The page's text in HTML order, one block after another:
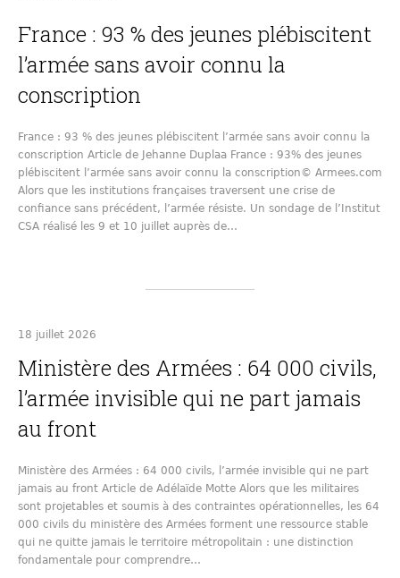
France : 93 % des jeunes plébiscitent
l’armée sans avoir connu la
conscription
France : 93 % des jeunes plébiscitent l’armée sans avoir connu la
conscription Article de Jehanne Duplaa France : 93% des jeunes
plébiscitent l’armée sans avoir connu la conscription© Armees.com
Alors que les institutions françaises traversent une crise de
confiance sans précédent, l’armée résiste. Un sondage de l’Institut
CSA réalisé les 9 et 10 juillet auprès de…
18 juillet 2026
Ministère des Armées : 64 000 civils,
l’armée invisible qui ne part jamais
au front
Ministère des Armées : 64 000 civils, l’armée invisible qui ne part
jamais au front Article de Adélaïde Motte Alors que les militaires
sont projetables et soumis à des contraintes opérationnelles, les 64
000 civils du ministère des Armées forment une ressource stable
qui ne quitte jamais le territoire métropolitain : une distinction
fondamentale pour comprendre…